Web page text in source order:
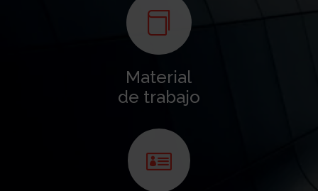

Material
de trabajo
